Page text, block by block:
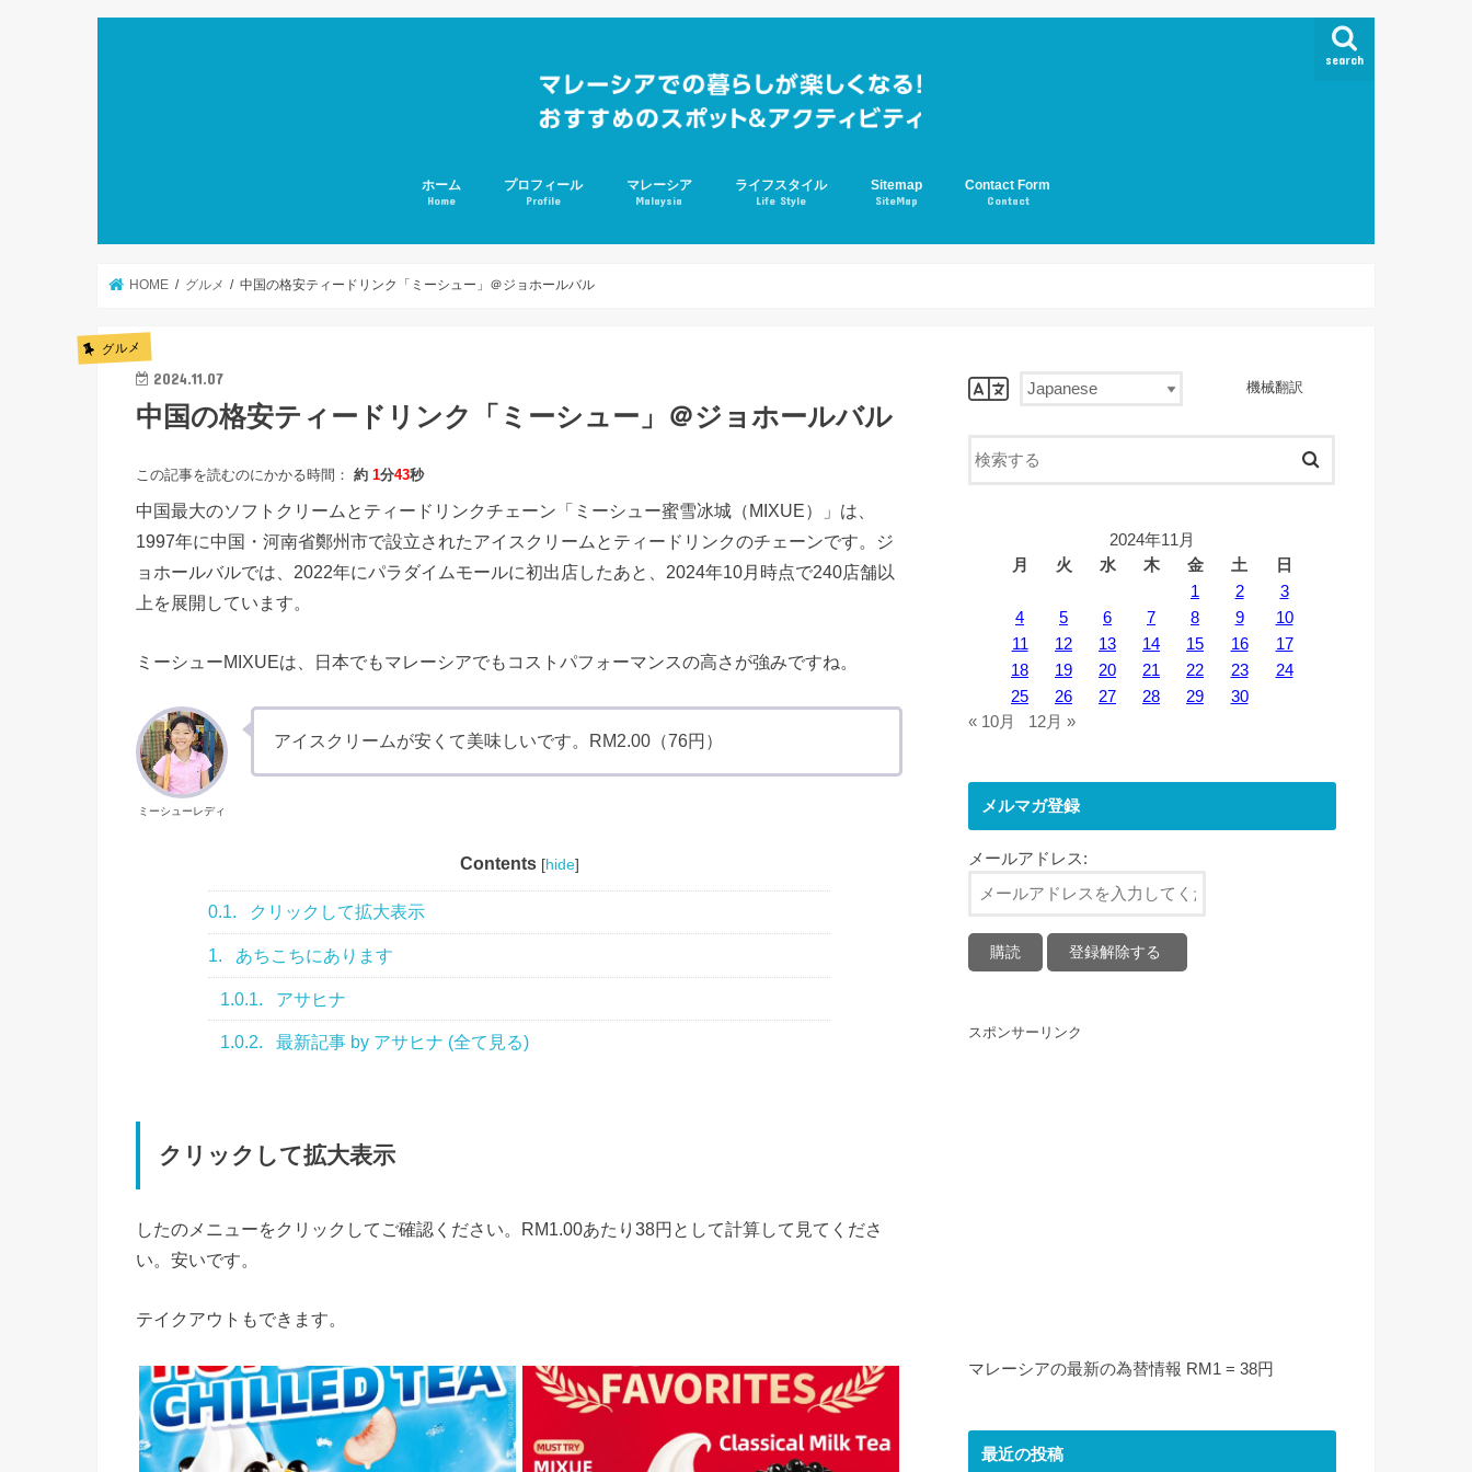
search
ホーム
Home
プロフィール
Profile
マレーシア
Malaysia
ジョホールバル
ライフスタイル
Life Style
学校生活
アスペルガー
グルメ
Sitemap
SiteMap
Contact Form
Contact
HOME グルメ 中国の格安ティードリンク「ミーシュー」＠ジョホールバル
グルメ
2024.11.07
中国の格安ティードリンク「ミーシュー」＠ジョホールバル
この記事を読むのにかかる時間： 約 1分43秒
中国最大のソフトクリームとティードリンクチェーン「ミーシュー蜜雪冰城（MIXUE）」は、
1997年に中国・河南省鄭州市で設立されたアイスクリームとティードリンクのチェーンです。ジ
ョホールバルでは、2022年にパラダイムモールに初出店したあと、2024年10月時点で240店舗以
上を展開しています。
ミーシューMIXUEは、日本でもマレーシアでもコストパフォーマンスの高さが強みですね。
ミーシューレディ
アイスクリームが安くて美味しいです。RM2.00（76円）
Contents [hide]
0.1. クリックして拡大表示
1. あちこちにあります
1.0.1. アサヒナ
1.0.2. 最新記事 by アサヒナ (全て見る)
クリックして拡大表示
したのメニューをクリックしてご確認ください。RM1.00あたり38円として計算して見てくださ
い。安いです。
テイクアウトもできます。
機械翻訳
2024年11月
月
火 水 木 金 土
日
1
2
3
4
5 6 7 8 9
10
11
12 13 14 15 16
17
18
19 20 21 22 23
24
25
26 27 28 29
30
« 10月
12月 »
メルマガ登録
メールアドレス:
スポンサーリンク
マレーシアの最新の為替情報 RM1 = 38円
最近の投稿